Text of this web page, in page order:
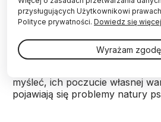
efektem internalizacji (czyli
wartości, norm, poglądów itp.,
stereotypów. Osoby z nadwagą
są postrzegane jako
myśleć, ich poczucie własnej
pojawiają się problemy natury
przysługujących Użytkownikowi
Polityce prywatności. Dowiedz się
Wyrażam zgodę